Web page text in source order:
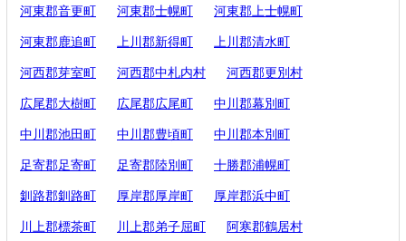
河東郡音更町 河東郡士幌町 河東郡上士幌町
河東郡鹿追町 上川郡新得町 上川郡清水町
河西郡芽室町 河西郡中札内村 河西郡更別村
広尾郡大樹町 広尾郡広尾町 中川郡幕別町
中川郡池田町 中川郡豊頃町 中川郡本別町
足寄郡足寄町 足寄郡陸別町 十勝郡浦幌町
釧路郡釧路町 厚岸郡厚岸町 厚岸郡浜中町
川上郡標茶町 川上郡弟子屈町 阿寒郡鶴居村